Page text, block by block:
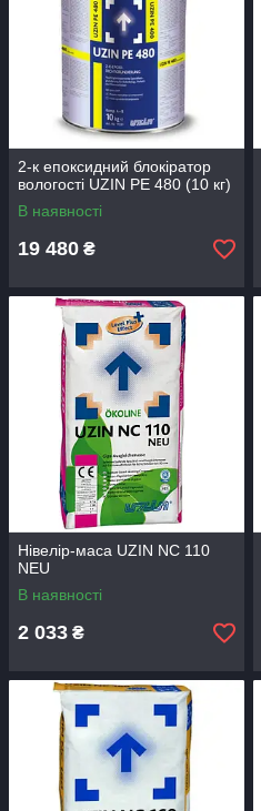
2-к епоксидний блокіратор
вологості UZIN PE 480 (10 кг)
В наявності
19 480 ₴
Нівелір-маса UZIN NC 110
NEU
В наявності
2 033 ₴